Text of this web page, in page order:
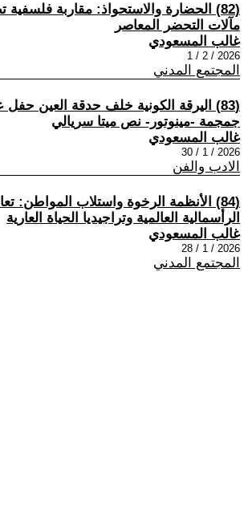
(82) الحضارة والاستحواذ: مقاربة
مآلات التحضر المعاصر
غالب المسعودي
2026 / 2 / 1
المجتمع المدني
(83) اليرقة الكونية خلف حدقة العين
جمجمة -مينوتور- نص ميتا سريالي
غالب المسعودي
2026 / 1 / 30
الادب والفن
(84) الأنظمة الرخوة واستلاب المواطن:
الرأسمالية العالمية وتراجيديا الحياة العارية
غالب المسعودي
2026 / 1 / 28
المجتمع المدني